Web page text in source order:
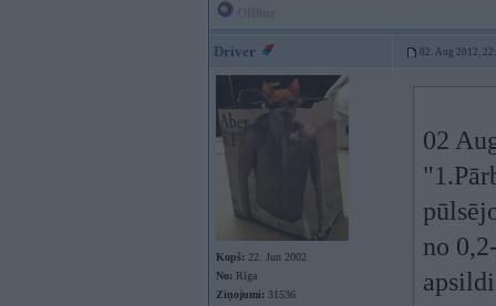
Driver 02. Aug 2012,
Kopš: 22. Jun 2002
No: Rīga
Ziņojumi: 31536
02
no